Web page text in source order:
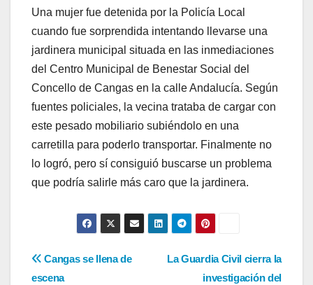
Una mujer fue detenida por la Policía Local
cuando fue sorprendida intentando llevarse una
jardinera municipal situada en las inmediaciones
del Centro Municipal de Benestar Social del
Concello de Cangas en la calle Andalucía. Según
fuentes policiales, la vecina trataba de cargar con
este pesado mobiliario subiéndolo en una
carretilla para poderlo transportar. Finalmente no
lo logró, pero sí consiguió buscarse un problema
que podría salirle más caro que la jardinera.
Navegación
La Guardia Civil cierra la
investigación del
Cangas se llena de
escena